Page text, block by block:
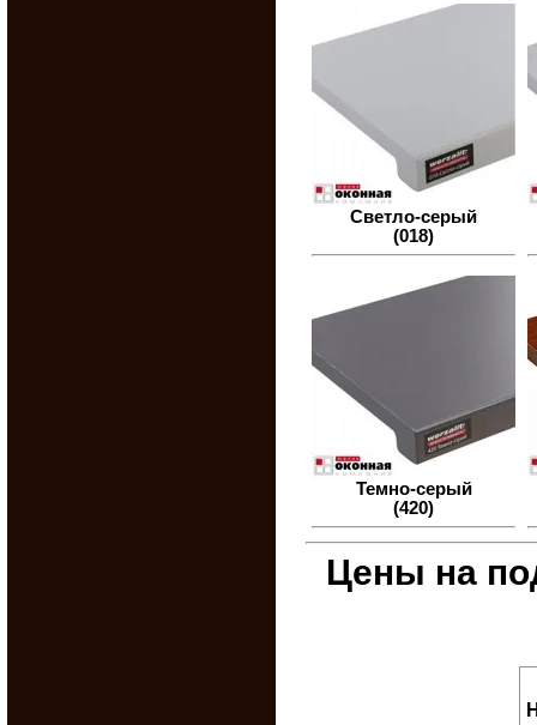
Светло-серый
(018)
Темно-серый
(420)
Цены на